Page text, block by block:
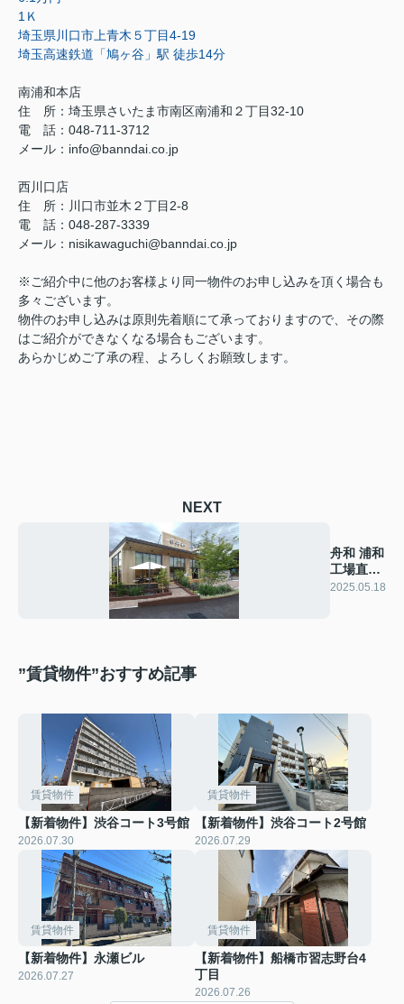
1Ｋ
埼玉県川口市上青木５丁目4-19
埼玉高速鉄道「鳩ヶ谷」駅 徒歩14分
南浦和本店
住 所： 埼玉県さいたま市南区南浦和２丁目32-10
電 話：048-711-3712
メール： info@banndai.co.jp
西川口店
住 所： 川口市並木２丁目2-8
電 話：048-287-3339
メール ： nisikawaguchi@banndai.co.jp
※ご紹介中に他のお客様より同一物件のお申し込みを頂く場合も
多々ございます。
物件のお申し込みは原則先着順にて承っておりますので、その際
はご紹介ができなくなる場合もございます。
あらかじめご了承の程、よろしくお願致します。
NEXT
舟和 浦和
工場直売
店
2025.05.18
”賃貸物件”おすすめ記事
賃貸物件
【新着物件】渋谷コート3号館
2026.07.30
賃貸物件
【新着物件】渋谷コート2号館
2026.07.29
賃貸物件
【新着物件】永瀬ビル
2026.07.27
賃貸物件
【新着物件】船橋市習志野台4
丁目
2026.07.26